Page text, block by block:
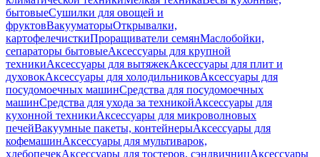
бытовыеСушилки для овощей и
фруктовВакууматорыОткрывалки,
картофелечисткиПроращиватели семянМаслобойки,
сепараторы бытовыеАксессуары для крупной
техникиАксессуары для вытяжекАксессуары для плит и
духовокАксессуары для холодильниковАксессуары для
посудомоечных машинСредства для посудомоечных
машинСредства для ухода за техникойАксессуары для
кухонной техникиАксессуары для микроволновых
печейВакуумные пакеты, контейнерыАксессуары для
кофемашинАксессуары для мультиварок,
хлебопечекАксессуары для тостеров, сэндвичницАксессуары